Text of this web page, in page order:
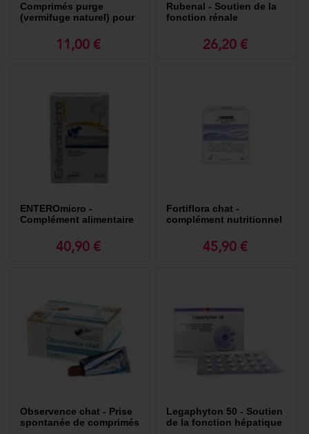
Comprimés purge
(vermifuge naturel) pour
11,00 €
Rubenal - Soutien de la
fonction rénale
26,20 €
ENTEROmicro -
Complément alimentaire
40,90 €
Fortiflora chat -
complément nutritionnel
45,90 €
Observence chat - Prise
spontanée de comprimés
Legaphyton 50 - Soutien
de la fonction hépatique